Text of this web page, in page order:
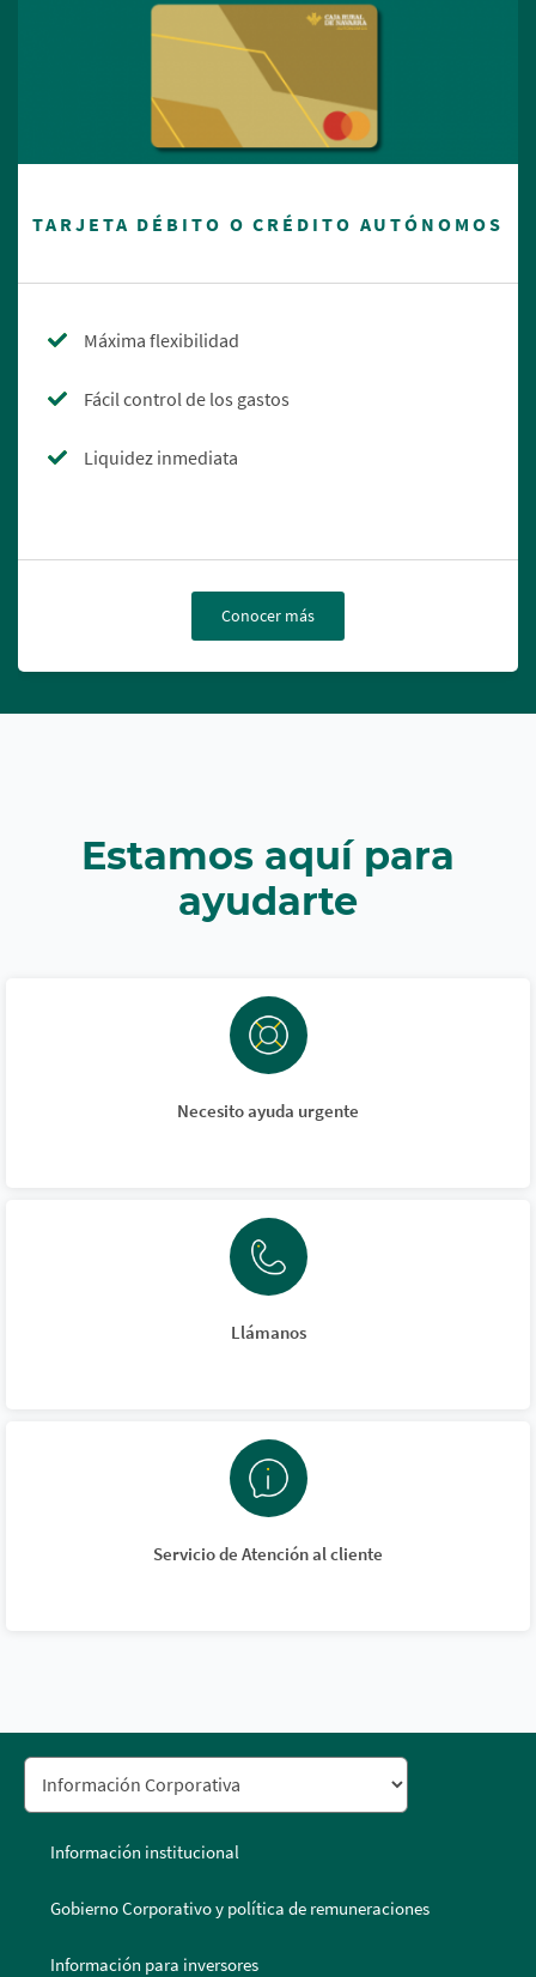
TARJETA DÉBITO O CRÉDITO AUTÓNOMOS
Máxima flexibilidad
Fácil control de los gastos
Liquidez inmediata
Conocer más
Estamos aquí para
ayudarte
Necesito ayuda urgente
Llámanos
Servicio de Atención al cliente
Información institucional
Gobierno Corporativo y política de remuneraciones
Información para inversores